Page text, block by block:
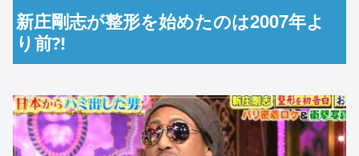
新庄剛志が整形を始めたのは2007年よ
り前⁈